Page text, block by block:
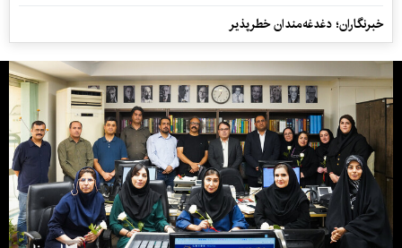
خبرنگاران؛ دغدغه‌مندان خطرپذیر